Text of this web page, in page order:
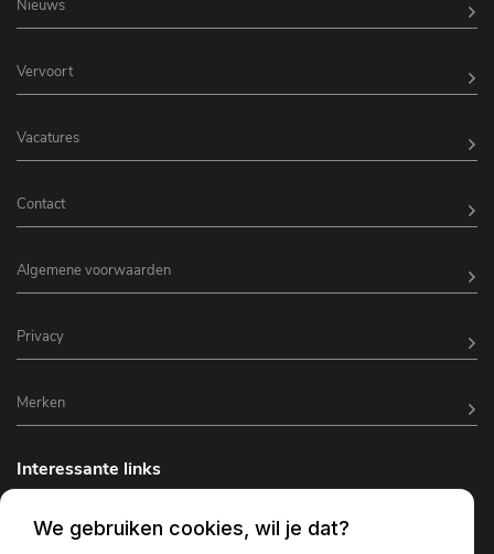
Nieuws
Vervoort
Vacatures
Contact
Algemene voorwaarden
Privacy
Merken
Interessante links
Horeca inrichting
We gebruiken cookies, wil je dat?